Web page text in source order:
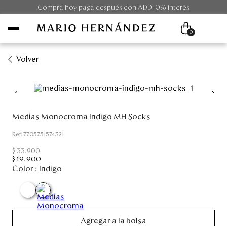
Compra hoy paga después con ADDI 0% interés
Unisex
Viaje
Colecciones
Outlet
0
Volver
Medias Monocroma Indigo MH Socks
:7705751574321
$ 33.900
$ 19.900
Color : Indigo
Agregar a la bolsa